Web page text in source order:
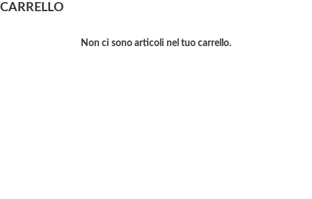
CARRELLO
Non ci sono articoli nel tuo carrello.